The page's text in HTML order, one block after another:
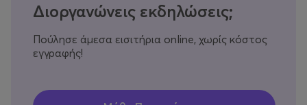
Διοργανώνεις εκδηλώσεις;
Πούλησε άμεσα εισιτήρια online, χωρίς κόστος
εγγραφής!